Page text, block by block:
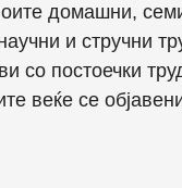
домашни,
и стручни
со постоечки
веќе се